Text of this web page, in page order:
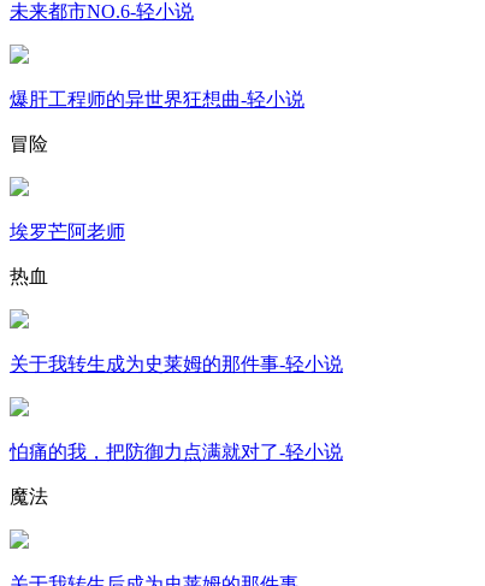
未来都市NO.6-轻小说
爆肝工程师的异世界狂想曲-轻小说
冒险
埃罗芒阿老师
热血
关于我转生成为史莱姆的那件事-轻小说
怕痛的我，把防御力点满就对了-轻小说
魔法